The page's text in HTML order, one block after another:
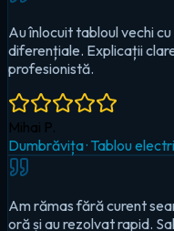
Am rămas fără curent
oră și au rezolvat rapid.
Cristina D.
Timișoara, Circumvalațiunii
Au montat iluminat LED în
controlul de pe telefon.